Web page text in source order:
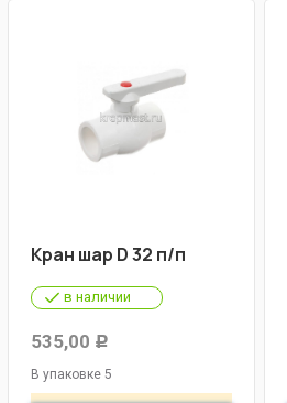
Кран шар D 32 п/п
в наличии
535,00 Р
В упаковке 5